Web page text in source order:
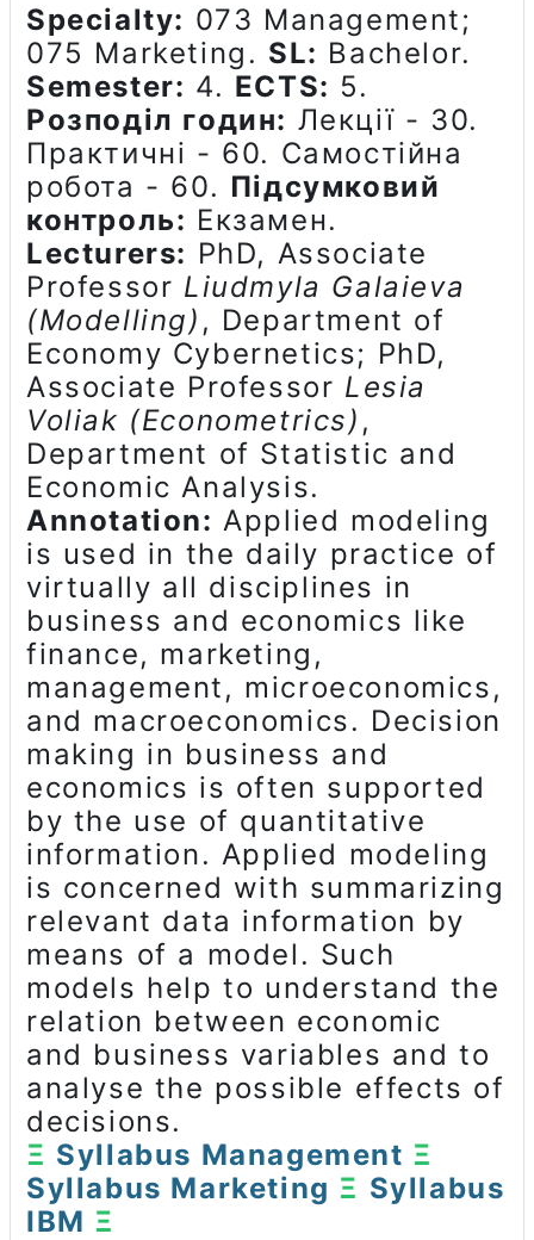
Specialty: 073 Management;
075 Marketing. SL: Bachelor.
Semester: 4. ECTS: 5.
Розподіл годин: Лекції - 30.
Практичні - 60. Самостійна
робота - 60. Підсумковий
контроль: Екзамен.
Lecturers: PhD, Associate
Professor Liudmyla Galaieva
(Mоdelling) , Department of
Economy Cybernetics; PhD,
Associate Professor Lesia
Voliak (Econometrics) ,
Department of Statistic and
Economic Analysis.
Annotation: Applied mоdeling
is used in the daily practice of
virtually all disciplines in
business and economics like
finance, marketing,
management, microeconomics,
and macroeconomics. Decision
making in business and
economics is often supported
by the use of quantitative
information. Applied mоdeling
is concerned with summarizing
relevant data information by
means of a mоdel. Such
mоdels help to understand the
relation between economic
and business variables and to
analyse the possible effects of
decisions.
Ξ Syllabus Management Ξ
Syllabus Marketing Ξ Syllabus
IBM Ξ